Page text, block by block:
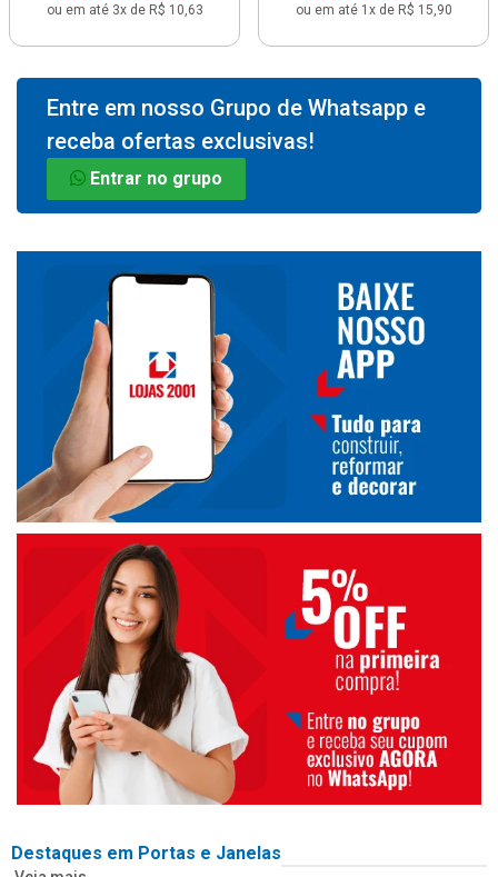
ou em até 3x de R$ 10,63 ou em até 1x de R$ 15,90
Entre em nosso Grupo de Whatsapp e
receba ofertas exclusivas!
Entrar no grupo
Destaques em Portas e Janelas